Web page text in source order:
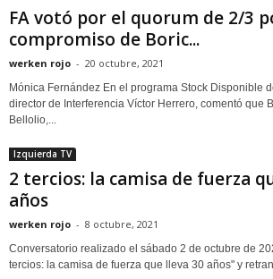
FA votó por el quorum de 2/3
compromiso de Boric...
werken rojo - 20 octubre, 2021
Mónica Fernández En el programa Stock Disponible
director de Interferencia Víctor Herrero, comentó que
Bellolio,...
Izquierda TV
2 tercios: la camisa de fuerza
años
werken rojo - 8 octubre, 2021
Conversatorio realizado el sábado 2 de octubre de
tercios: la camisa de fuerza que lleva 30 años" y